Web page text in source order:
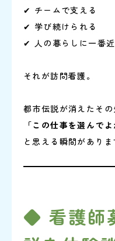
✔ チームで支える
✔ 学び続けられる
✔ 人の暮らしに一番
それが訪問看護。
都市伝説が消えたその
「この仕事を選んでよ
と思える瞬間がありま
◆ 看護師